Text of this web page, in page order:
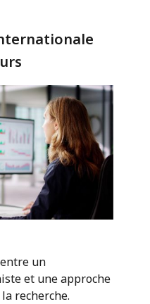
un
et une approche
recherche.